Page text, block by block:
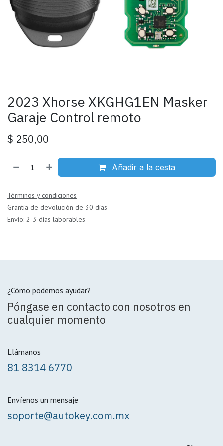
2023 Xhorse XKGHG1EN Masker
Garaje Control remoto
$ 250,00
Añadir a la cesta
Términos y condiciones
Grantía de devolución de 30 días
Envío: 2-3 días laborables
¿Cómo podemos ayudar?
Póngase en contacto con nosotros en
cualquier momento
Llámanos
81 8314 6770
Envíenos un mensaje
soporte@autokey.com.mx